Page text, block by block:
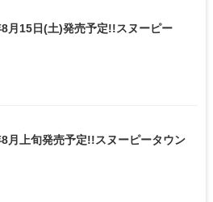
月15日(土)発売予定!!スヌーピー
月上旬発売予定!!スヌーピータウン